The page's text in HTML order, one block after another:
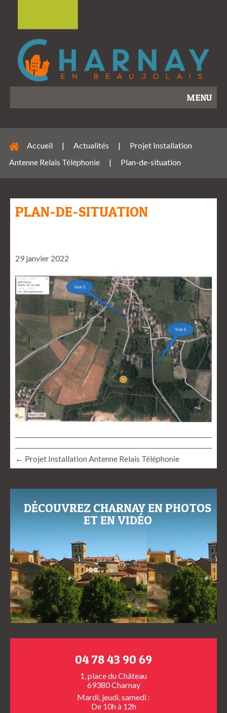
MENU
Accueil | Actualités |
Projet Installation
Antenne Relais Téléphonie
| Plan-de-situation
PLAN-DE-SITUATION
29 janvier 2022
← Projet Installation Antenne Relais Téléphonie
DÉCOUVREZ CHARNAY EN PHOTOS
ET EN VIDÉO
04 78 43 90 69
1, place du Château
69380 Charnay
Mardi, jeudi, samedi :
De 10h à 12h